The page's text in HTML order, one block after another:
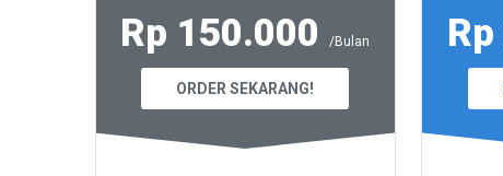
Rp 150.000/Bulan
ORDER SEKARANG!